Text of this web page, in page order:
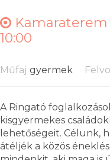
10:00
Műfaj gyermek
A Ringató
kisgyermekes
lehetőségeit. Célunk,
átéljék a közös